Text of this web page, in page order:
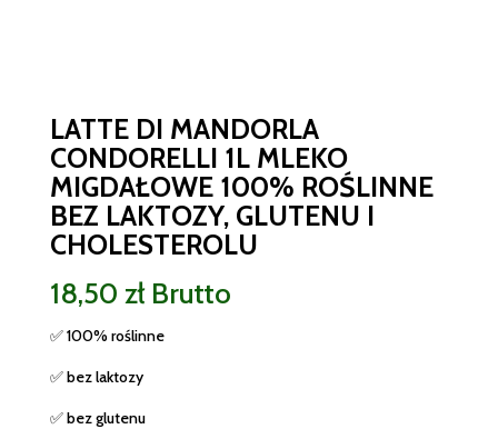
LATTE DI MANDORLA
CONDORELLI 1L MLEKO
MIGDAŁOWE 100% ROŚLINNE
BEZ LAKTOZY, GLUTENU I
CHOLESTEROLU
18,50 zł Brutto
✅ 100% roślinne
✅ bez laktozy
✅ bez glutenu